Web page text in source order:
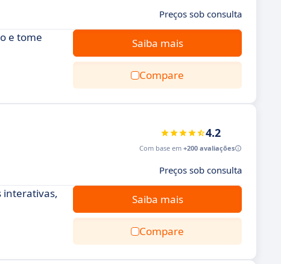
Preços sob consulta
e tome
Saiba mais
Compare
4.2
Com base em +200 avaliações
Preços sob consulta
interativas,
Saiba mais
Compare